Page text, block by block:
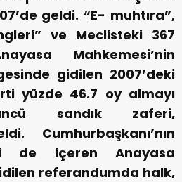
geldi. “E- muhtıra”,
ve Meclisteki 367
Mahkemesi’nin
gidilen 2007’deki
yüzde 46.7 oy almayı
sandık zaferi,
Cumhurbaşkanı’nın
de içeren Anayasa
referandumda halk,